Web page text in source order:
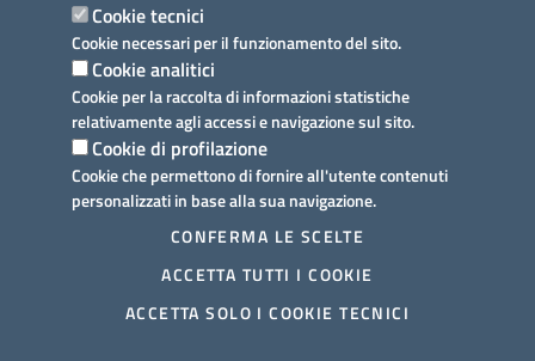
Cookie tecnici
Cookie necessari per il funzionamento del sito.
Cookie analitici
Cookie per la raccolta di informazioni statistiche
relativamente agli accessi e navigazione sul sito.
Cookie di profilazione
Cookie che permettono di fornire all'utente contenuti
personalizzati in base alla sua navigazione.
CONFERMA LE SCELTE
ACCETTA TUTTI I COOKIE
ACCETTA SOLO I COOKIE TECNICI
Dichiarazione di accessibilità
Note legali
Domande frequenti
Richiesta assistenza
Prenotazione appuntamento
Segnalazione disservizio
Mappa del sito